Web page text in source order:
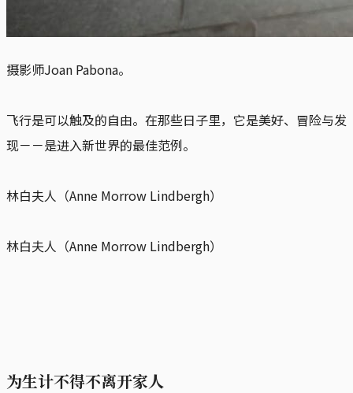
摄影师Joan Pabona。
飞行是可以触及的自由。在那些日子里，它是美好、冒险与发
现－－是进入新世界的最佳范例。
林白夫人（Anne Morrow Lindbergh）
林白夫人（Anne Morrow Lindbergh）
为生计不得不离开家人